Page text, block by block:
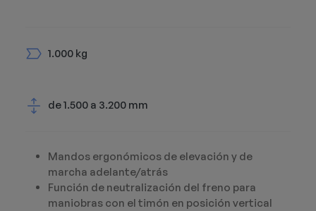
1.000 kg
de 1.500 a 3.200 mm
Mandos ergonómicos de elevación y de
marcha adelante/atrás
Función de neutralización del freno para
maniobras con el timón en posición vertical